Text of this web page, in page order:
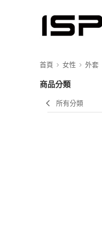
首頁 女性 外套
商品分類
所有分類